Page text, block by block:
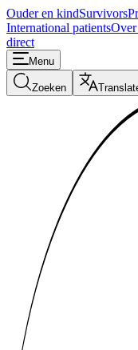
Ouder en kindSurvivors
International patients
direct
Menu
Zoeken